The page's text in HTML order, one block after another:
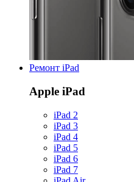
Ремонт iPad
Apple iPad
iPad 2
iPad 3
iPad 4
iPad 5
iPad 6
iPad 7